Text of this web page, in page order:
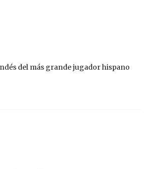
del más grande jugador hispano